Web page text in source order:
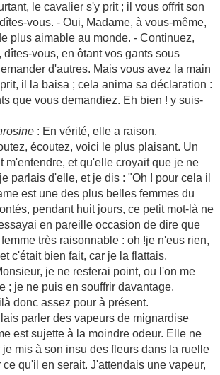
le cavalier s'y prit ; il vous offrit son
vous. - Oui, Madame, à vous-même,
plus aimable au monde. - Continuez,
dîtes-vous, en ôtant vos gants sous
d'autres. Mais vous avez la main
il la baisa ; cela anima sa déclaration :
que vous demandiez. Eh bien ! y suis-
: En vérité, elle a raison.
écoutez, voici le plus plaisant. Un
m'entendre, et qu'elle croyait que je ne
parlais d'elle, et je dis : "Oh ! pour cela il
est une des plus belles femmes du
pendant huit jours, ce petit mot-là ne
en pareille occasion de dire que
très raisonnable : oh !je n'eus rien,
c'était bien fait, car je la flattais.
je ne resterai point, ou l'on me
; je ne puis en souffrir davantage.
donc assez pour à présent.
parler des vapeurs de mignardise
est sujette à la moindre odeur. Elle ne
mis à son insu des fleurs dans la ruelle
qu'il en serait. J'attendais une vapeur,